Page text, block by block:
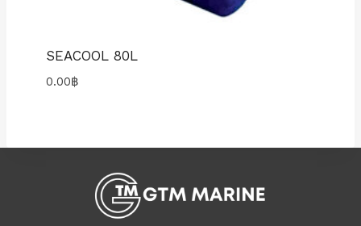
SEACOOL 80L
0.00฿